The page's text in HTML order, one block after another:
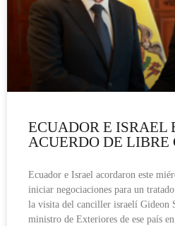
ECUADOR E ISRAEL
ACUERDO DE LIBRE
Ecuador e Israel acordaron este
iniciar negociaciones para un
la visita del canciller israelí Gideon
ministro de Exteriores de ese país